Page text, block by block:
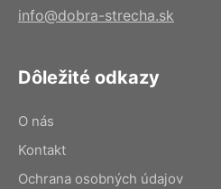
info@dobra-strecha.sk
Dôležité odkazy
O nás
Kontakt
Ochrana osobných údajov